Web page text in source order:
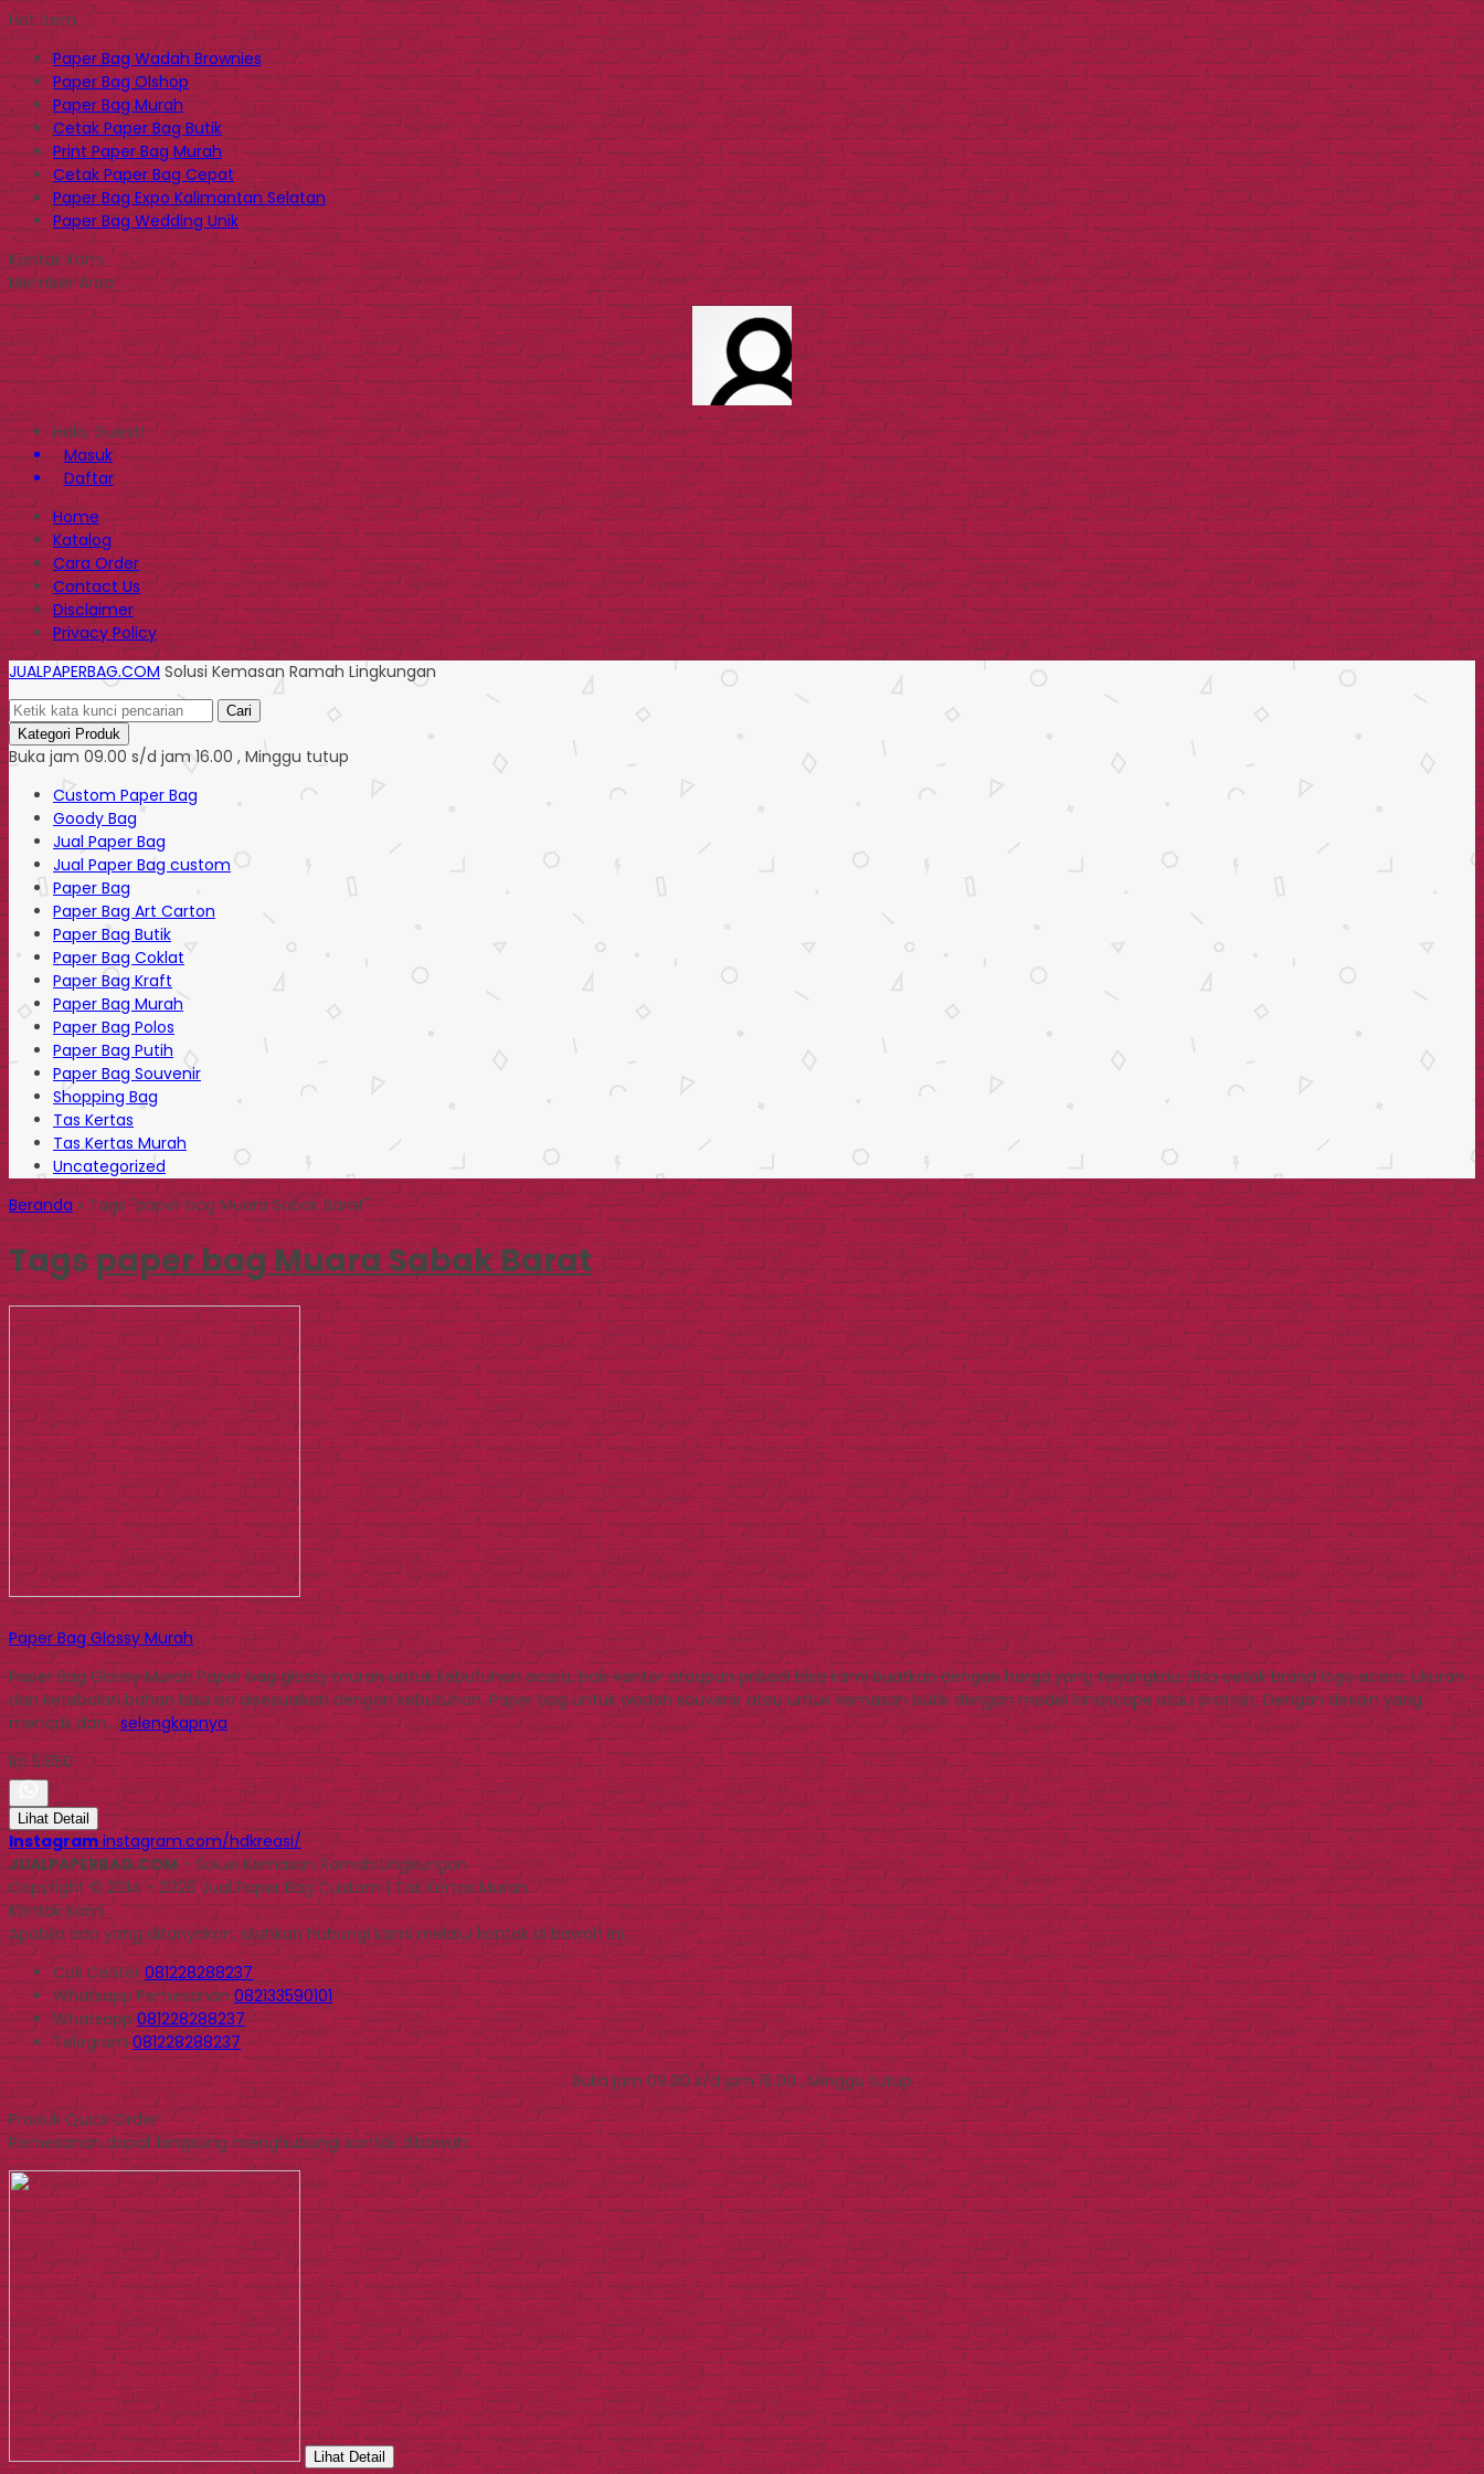
Hot Item
Paper Bag Wadah Brownies
Paper Bag Olshop
Paper Bag Murah
Cetak Paper Bag Butik
Print Paper Bag Murah
Cetak Paper Bag Cepat
Paper Bag Expo Kalimantan Selatan
Paper Bag Wedding Unik
Kontak Kami
Member Area
Halo, Guest!
Masuk
Daftar
Home
Katalog
Cara Order
Contact Us
Disclaimer
Privacy Policy
JUALPAPERBAG.COM Solusi Kemasan Ramah Lingkungan
Cari
Kategori Produk
Buka jam 09.00 s/d jam 16.00 , Minggu tutup
Custom Paper Bag
Goody Bag
Jual Paper Bag
Jual Paper Bag custom
Paper Bag
Paper Bag Art Carton
Paper Bag Butik
Paper Bag Coklat
Paper Bag Kraft
Paper Bag Murah
Paper Bag Polos
Paper Bag Putih
Paper Bag Souvenir
Shopping Bag
Tas Kertas
Tas Kertas Murah
Uncategorized
Beranda»Tags "paper bag Muara Sabak Barat"
Tagspaper bag Muara Sabak Barat
Paper Bag Glossy Murah
Paper Bag Glossy Murah Paper bag glossy murah untuk kebutuhan acara, baik kantor ataupun pribadi bisa kami buatkan dengan harga yang terjangkau. Bisa cetak brand logo acara, ukuran
dan ketebalan bahan bisa isa disesuaikan dengan kebutuhan. Paper bag untuk wadah souvenir atau untuk kemasan butik dengan model landscape atau protrait. Dengan desain yang
menarik dan…selengkapnya
Rp 5.850
Lihat Detail
Instagram instagram.com/hdkreasi/
JUALPAPERBAG.COM- Solusi Kemasan Ramah Lingkungan
Copyright © 2014 - 2026 Jual Paper Bag Custom | Tas Kertas Murah
Kontak Kami
Apabila ada yang ditanyakan, silahkan hubungi kami melalui kontak di bawah ini.
Call Center081228288237
WhatsappPemesanan 082133590101
Whatsapp081228288237
Telegram081228288237
Buka jam 09.00 s/d jam 16.00 , Minggu tutup
Produk Quick Order
Pemesanan dapat langsung menghubungi kontak dibawah:
Lihat Detail